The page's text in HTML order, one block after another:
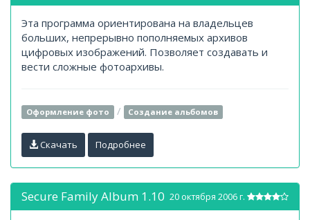
Эта программа ориентирована на владельцев
больших, непрерывно пополняемых архивов
цифровых изображений. Позволяет создавать и
вести сложные фотоархивы.
Оформление фото / Создание альбомов
Скачать Подробнее
20 октября 2006 г.
Secure Family Album 1.10